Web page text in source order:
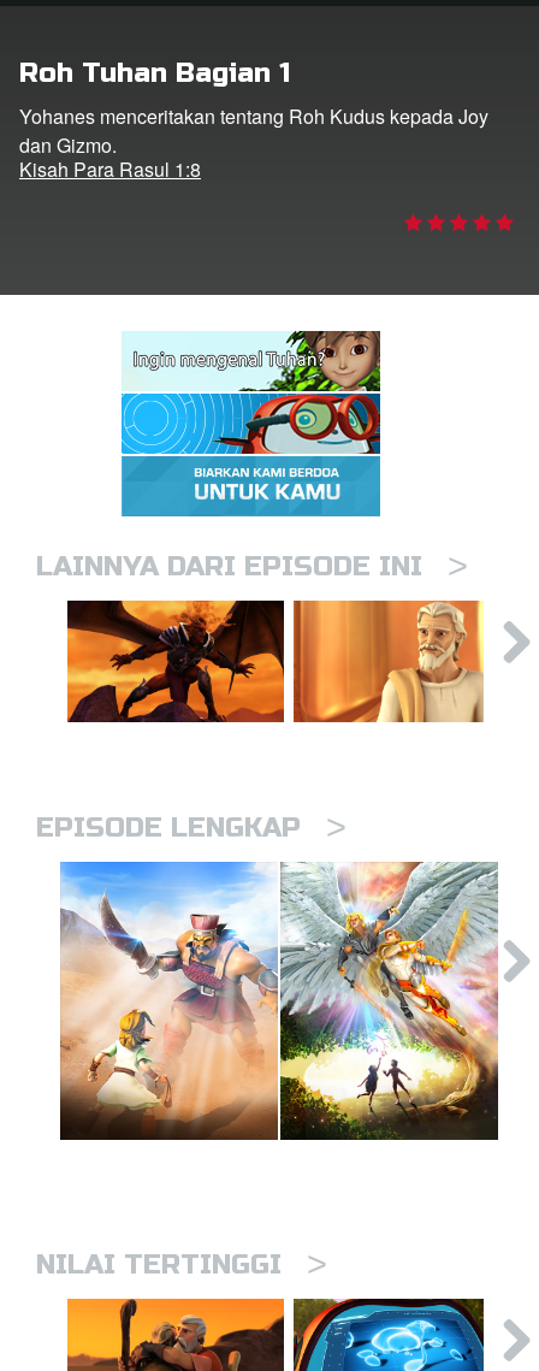
Roh Tuhan Bagian 1
Yohanes menceritakan tentang Roh Kudus kepada Joy
dan Gizmo.
Kisah Para Rasul 1:8
LAINNYA DARI EPISODE INI >
EPISODE LENGKAP >
NILAI TERTINGGI >